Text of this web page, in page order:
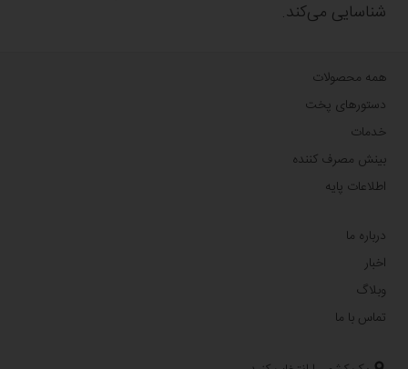
شناسایی می‌کند.
همه محصولات
دستورهای پخت
خدمات
بینش مصرف کننده
اطلاعات پایه
درباره ما
اخبار
وبلاگ
تماس با ما